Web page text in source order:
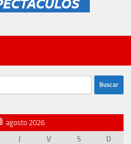
agosto 2026
J V S
D